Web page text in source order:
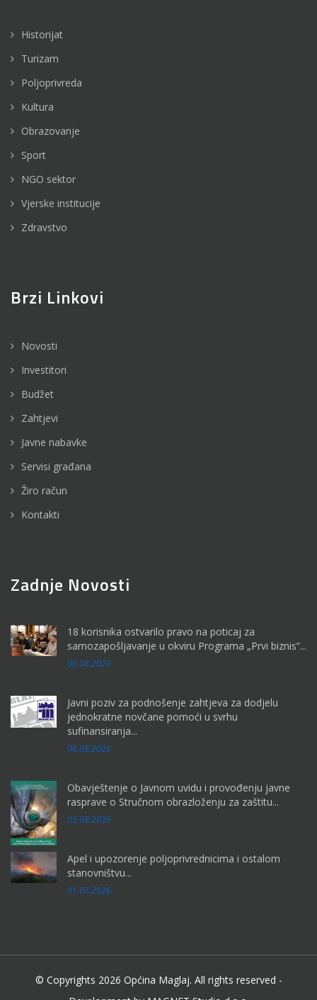
Historijat
Turizam
Poljoprivreda
Kultura
Obrazovanje
Sport
NGO sektor
Vjerske institucije
Zdravstvo
Brzi Linkovi
Novosti
Investitori
Budžet
Zahtjevi
Javne nabavke
Servisi građana
Žiro račun
Kontakti
Zadnje Novosti
18 korisnika ostvarilo pravo na poticaj za
samozapošljavanje u okviru Programa „Prvi biznis“...
06.08.2026
Javni poziv za podnošenje zahtjeva za dodjelu
jednokratne novčane pomoći u svrhu
sufinansiranja...
06.08.2026
Obavještenje o Javnom uvidu i provođenju javne
rasprave o Stručnom obrazloženju za zaštitu...
05.08.2026
Apel i upozorenje poljoprivrednicima i ostalom
stanovništvu...
31.07.2026
© Copyrights 2026 Općina Maglaj. All rights reserved -